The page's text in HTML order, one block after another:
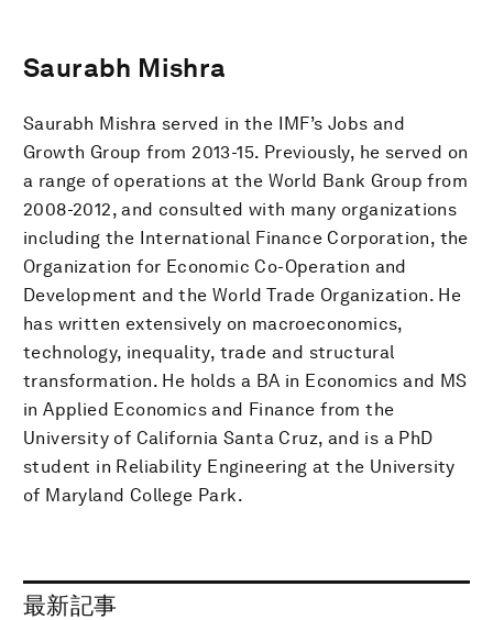
Saurabh Mishra
Saurabh Mishra served in the IMF’s Jobs and
Growth Group from 2013-15. Previously, he served on
a range of operations at the World Bank Group from
2008-2012, and consulted with many organizations
including the International Finance Corporation, the
Organization for Economic Co-Operation and
Development and the World Trade Organization. He
has written extensively on macroeconomics,
technology, inequality, trade and structural
transformation. He holds a BA in Economics and MS
in Applied Economics and Finance from the
University of California Santa Cruz, and is a PhD
student in Reliability Engineering at the University
of Maryland College Park.
最新記事